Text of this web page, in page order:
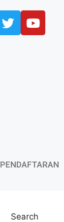
PENDAFTARAN
Search